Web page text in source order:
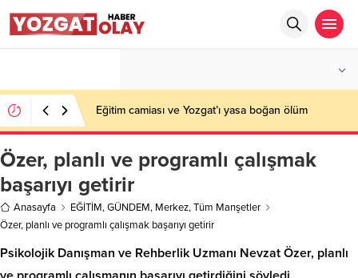
Eğitim camiası ve Yozgat’ı yasa boğan ölüm
Özer, planlı ve programlı çalışmak
başarıyı getirir
Anasayfa EĞİTİM,GÜNDEM, Merkez,Tüm Manşetler
Özer, planlı ve programlı çalışmak başarıyı getirir
Psikolojik Danışman ve Rehberlik Uzmanı Nevzat Özer, planlı